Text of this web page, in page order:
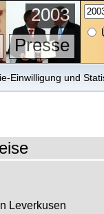
Einwilligung und
2003
Presse
Leverkusen